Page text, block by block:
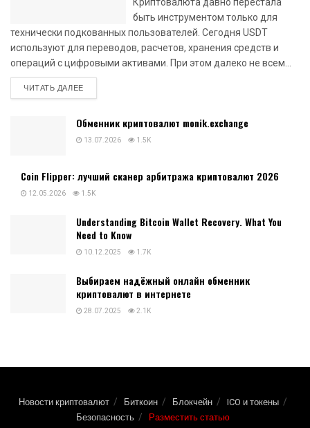
быть инструментом только для
технически подкованных пользователей. Сегодня USDT
используют для переводов, расчетов, хранения средств и
операций с цифровыми активами. При этом далеко не всем...
ЧИТАТЬ ДАЛЕЕDETAILS
Обменник криптовалют monik.exchange
13.07.2026 1.5K
Coin Flipper: лучший сканер арбитража криптовалют 2026
12.05.2026 1.5K
Understanding Bitcoin Wallet Recovery. What You
Need to Know
10.12.2025 1.7K
Выбираем надёжный онлайн обменник
криптовалют в интернете
28.07.2025 2.1K
Новости криптовалют Биткоин Блокчейн
ICO и токены
Безопасность
Разместить статью